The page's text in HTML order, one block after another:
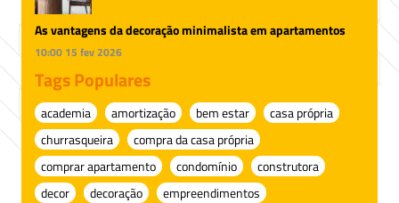
As vantagens da decoração minimalista em apartamentos
10:00 15 fev 2026
Tags Populares
academia amortização bem estar
casa própria
churrasqueira
compra da casa própria
comprar apartamento
condomínio
construtora
decor
decoração
empreendimentos